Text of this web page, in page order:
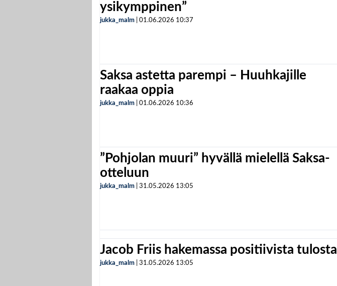
ysikymppinen”
jukka_malm 01.06.2026 10:37
Saksa astetta parempi – Huuhkajille
raakaa oppia
jukka_malm 01.06.2026 10:36
”Pohjolan muuri” hyvällä mielellä Saksa-
otteluun
jukka_malm 31.05.2026 13:05
Jacob Friis hakemassa positiivista tulosta
jukka_malm 31.05.2026 13:05